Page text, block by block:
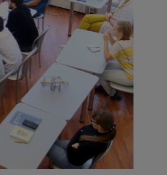
ПЕРСПЕКТИВНЫЕ
РАЗРАБОТКИ
от идеи до внедрения